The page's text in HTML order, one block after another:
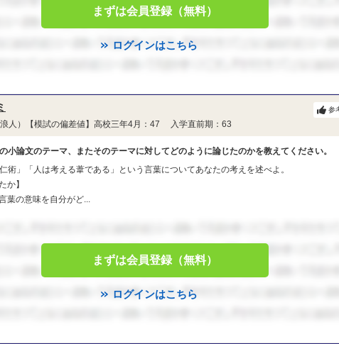
まずは会員登録（無料）
ログインはこちら
浪人）【模試の偏差値】高校三年4月：47 入学直前期：63
参
小論文のテーマ、またそのテーマに対してどのように論じたのかを教えてください。
術」「人は考える葦である」という言葉についてあなたの考えを述べよ。
か】
葉の意味を自分がど...
まずは会員登録（無料）
ログインはこちら